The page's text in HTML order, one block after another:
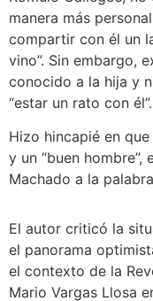
manera más
compartir con él un
vino”. Sin embargo,
conocido a la hija y
“estar un rato con él”.
Hizo hincapié en
y un “buen
Machado a la
El autor criticó la
el panorama
el contexto de la
Mario Vargas Llosa